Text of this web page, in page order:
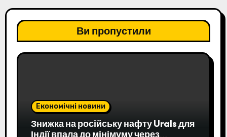
Ви пропустили
Економічні новини
Знижка на російську нафту Urals для
Індії впала до мінімуму через